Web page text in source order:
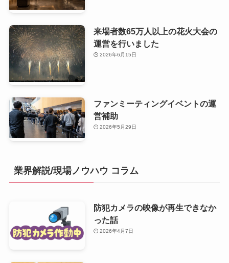
来場者数65万人以上の花火大会の
運営を行いました
2026年6月15日
ファンミーティングイベントの運
営補助
2026年5月29日
業界解説/現場ノウハウ コラム
防犯カメラの映像が再生できなか
った話
2026年4月7日